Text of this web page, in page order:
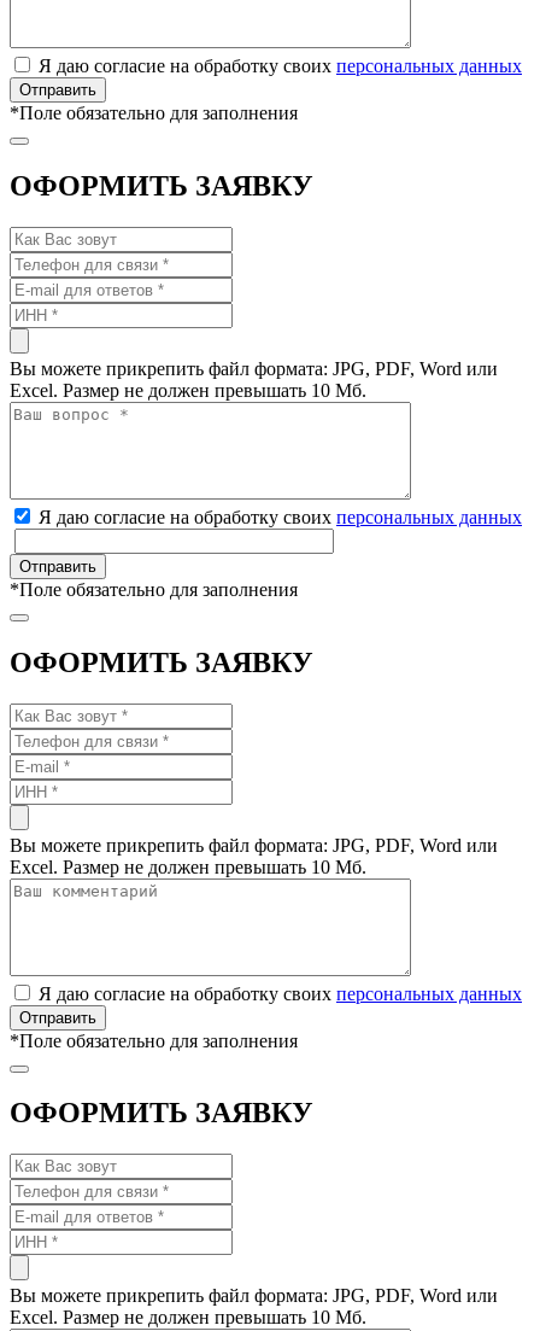
Я даю согласие на обработку своих персональных данных
*Поле обязательно для заполнения
ОФОРМИТЬ ЗАЯВКУ
Вы можете прикрепить файл формата: JPG, PDF, Word или
Excel. Размер не должен превышать 10 Мб.
Я даю согласие на обработку своих персональных данных
*Поле обязательно для заполнения
ОФОРМИТЬ ЗАЯВКУ
Вы можете прикрепить файл формата: JPG, PDF, Word или
Excel. Размер не должен превышать 10 Мб.
Я даю согласие на обработку своих персональных данных
*Поле обязательно для заполнения
ОФОРМИТЬ ЗАЯВКУ
Вы можете прикрепить файл формата: JPG, PDF, Word или
Excel. Размер не должен превышать 10 Мб.